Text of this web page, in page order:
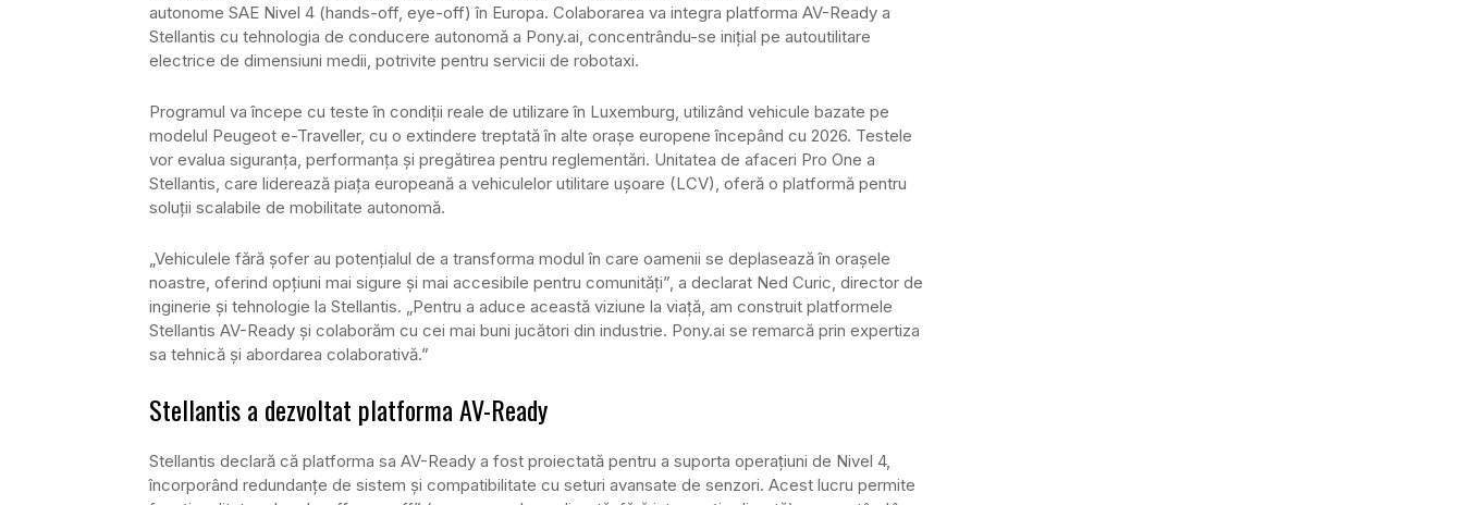
autonome SAE Nivel 4 (hands-off, eye-off) în Europa. Colaborarea va integra platforma AV-Ready a
Stellantis cu tehnologia de conducere autonomă a Pony.ai, concentrându-se inițial pe autoutilitare
electrice de dimensiuni medii, potrivite pentru servicii de robotaxi.
Programul va începe cu teste în condiții reale de utilizare în Luxemburg, utilizând vehicule bazate pe
modelul Peugeot e-Traveller, cu o extindere treptată în alte orașe europene începând cu 2026. Testele
vor evalua siguranța, performanța și pregătirea pentru reglementări. Unitatea de afaceri Pro One a
Stellantis, care liderează piața europeană a vehiculelor utilitare ușoare (LCV), oferă o platformă pentru
soluții scalabile de mobilitate autonomă.
„Vehiculele fără șofer au potențialul de a transforma modul în care oamenii se deplasează în orașele
noastre, oferind opțiuni mai sigure și mai accesibile pentru comunități”, a declarat Ned Curic, director de
inginerie și tehnologie la Stellantis. „Pentru a aduce această viziune la viață, am construit platformele
Stellantis AV-Ready și colaborăm cu cei mai buni jucători din industrie. Pony.ai se remarcă prin expertiza
sa tehnică și abordarea colaborativă.”
Stellantis a dezvoltat platforma AV-Ready
Stellantis declară că platforma sa AV-Ready a fost proiectată pentru a suporta operațiuni de Nivel 4,
încorporând redundanțe de sistem și compatibilitate cu seturi avansate de senzori. Acest lucru permite